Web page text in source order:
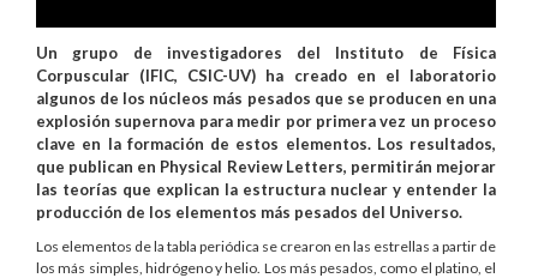
Un grupo de investigadores del Instituto de Física
Corpuscular (IFIC, CSIC-UV) ha creado en el laboratorio
algunos de los núcleos más pesados que se producen en una
explosión supernova para medir por primera vez un proceso
clave en la formación de estos elementos. Los resultados,
que publican en Physical Review Letters, permitirán mejorar
las teorías que explican la estructura nuclear y entender la
producción de los elementos más pesados del Universo.
Los elementos de la tabla periódica se crearon en las estrellas a partir de
los más simples, hidrógeno y helio. Los más pesados, como el platino, el